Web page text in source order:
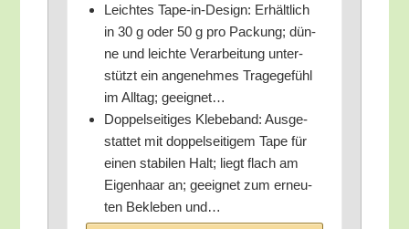
Leich­tes Tape-in-Design: Erhält­lich
in 30 g oder 50 g pro Packung; dün­
ne und leich­te Ver­ar­bei­tung unter­
stützt ein ange­neh­mes Tra­ge­ge­fühl
im All­tag; geeignet…
Dop­pel­sei­ti­ges Kle­be­band: Aus­ge­
stat­tet mit dop­pel­sei­ti­gem Tape für
einen sta­bi­len Halt; liegt flach am
Eigen­haar an; geeig­net zum erneu­
ten Bekle­ben und…